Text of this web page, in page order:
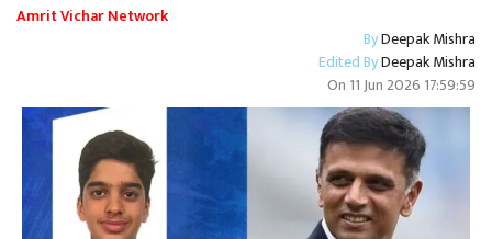
Amrit Vichar Network
ByDeepak Mishra
Edited ByDeepak Mishra
On 11 Jun 2026 17:59:59